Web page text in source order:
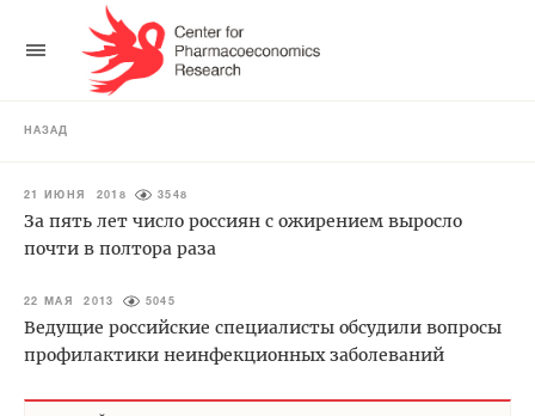
НАЗАД
21 ИЮНЯ 2018 3548
За пять лет число россиян с ожирением выросло
почти в полтора раза
22 МАЯ 2013 5045
Ведущие российские специалисты обсудили вопросы
профилактики неинфекционных заболеваний